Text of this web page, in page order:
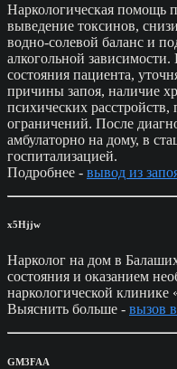
Наркологическая помощь
выведение токсинов,
водно-солевой баланс и
алкогольной
состояния пациента,
причины запоя, наличие
психических
ограничений. После
амбулаторно на дому, в
госпитализацией.
Подробнее - вывод из
x5Hjjw
Нарколог на дом в
состояния и оказанием
наркологической клинике
Выяснить больше - вызов
GM3FAA